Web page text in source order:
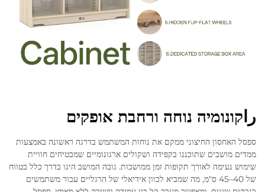
راקונומיה נוחה ורחבת אופקים
ספסל האחסון החיצוני ממקם את נוחות המשתמש בדרגה ראשונה באמצעות
ממדים מושבים שתוכננו בקפידה ושקולים ארגונומיים שמבטיחים חוויית
שימוש נעימה לאורך תקופות זמן ממושכות. גובה המושב הינו בדרך כלל בטווח
של 40–45 ס"מ, מה שמביא לכוון אידיאלי של הרגליים עבור משתמשים